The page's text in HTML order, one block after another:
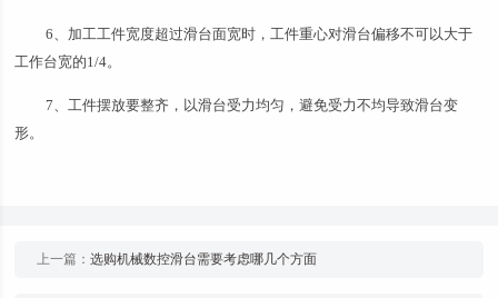
6、加工工件宽度超过滑台面宽时，工件重心对滑台偏移不可以大于
工作台宽的1/4。
7、工件摆放要整齐，以滑台受力均匀，避免受力不均导致滑台变
形。
上一篇：选购机械数控滑台需要考虑哪几个方面